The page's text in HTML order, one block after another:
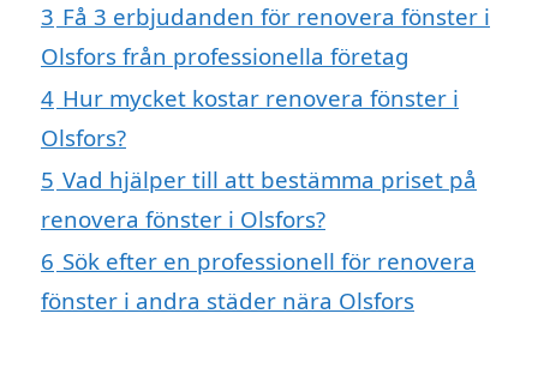
3 Få 3 erbjudanden för renovera fönster i
Olsfors från professionella företag
4 Hur mycket kostar renovera fönster i
Olsfors?
5 Vad hjälper till att bestämma priset på
renovera fönster i Olsfors?
6 Sök efter en professionell för renovera
fönster i andra städer nära Olsfors